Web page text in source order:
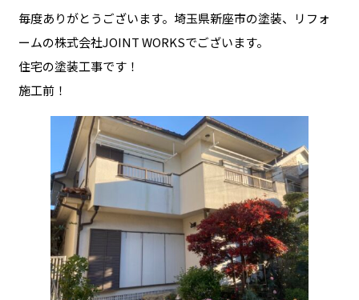
毎度ありがとうございます。埼玉県新座市の塗装、リフォ
ームの株式会社JOINT WORKSでございます。
住宅の塗装工事です！
施工前！